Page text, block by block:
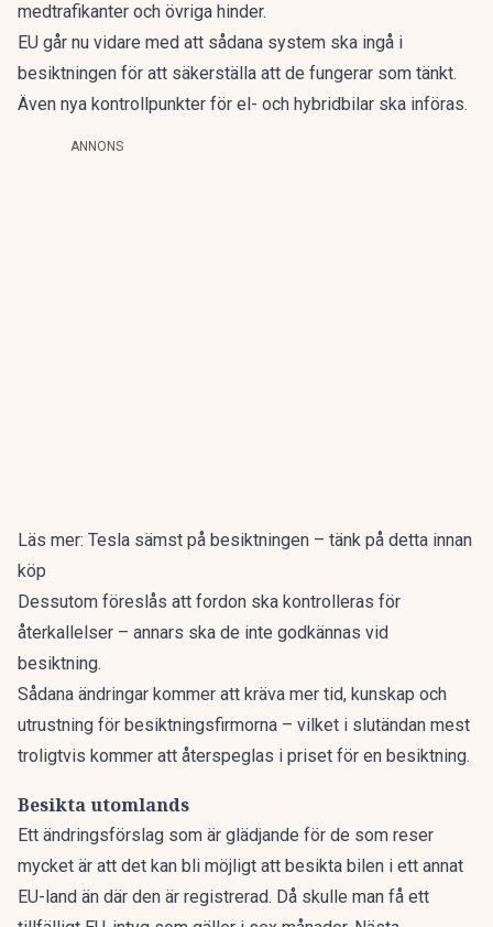
medtrafikanter och övriga hinder.
EU går nu vidare med att sådana system ska ingå i
besiktningen för att säkerställa att de fungerar som tänkt.
Även nya kontrollpunkter för el- och hybridbilar ska införas.
ANNONS
Läs mer: Tesla sämst på besiktningen – tänk på detta innan
köp
Dessutom föreslås att fordon ska kontrolleras för
återkallelser – annars ska de inte godkännas vid
besiktning.
Sådana ändringar kommer att kräva mer tid, kunskap och
utrustning för besiktningsfirmorna – vilket i slutändan mest
troligtvis kommer att återspeglas i priset för en besiktning.
Besikta utomlands
Ett ändringsförslag som är glädjande för de som reser
mycket är att det kan bli möjligt att besikta bilen i ett annat
EU-land än där den är registrerad. Då skulle man få ett